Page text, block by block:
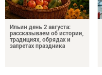
Ильин день 2 августа:
рассказываем об истории,
традициях, обрядах и
запретах праздника